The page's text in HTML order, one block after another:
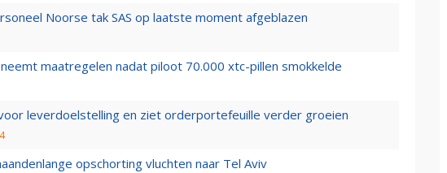
Noorse tak SAS op laatste moment afgeblazen
neemt maatregelen nadat piloot 70.000 xtc-pillen smokkelde
leverdoelstelling en ziet orderportefeuille verder groeien
opschorting vluchten naar Tel Aviv